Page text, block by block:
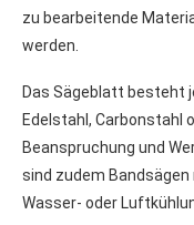
zu bearbeitende
werden.
Das Sägeblatt besteht
Edelstahl, Carbonstahl
Beanspruchung und
sind zudem
Wasser- oder